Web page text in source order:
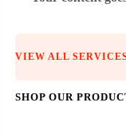
VIEW ALL
SHOP OUR